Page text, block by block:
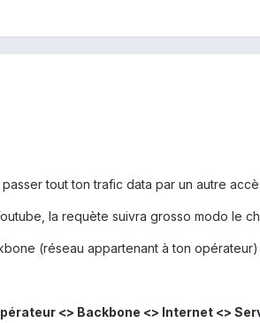
tout ton trafic data par un autre
la requète suivra grosso modo le
(réseau appartenant à ton
<> Backbone <> Internet <>